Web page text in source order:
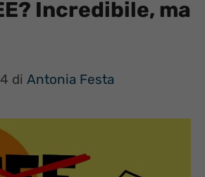
Incredibile, ma
di Antonia Festa